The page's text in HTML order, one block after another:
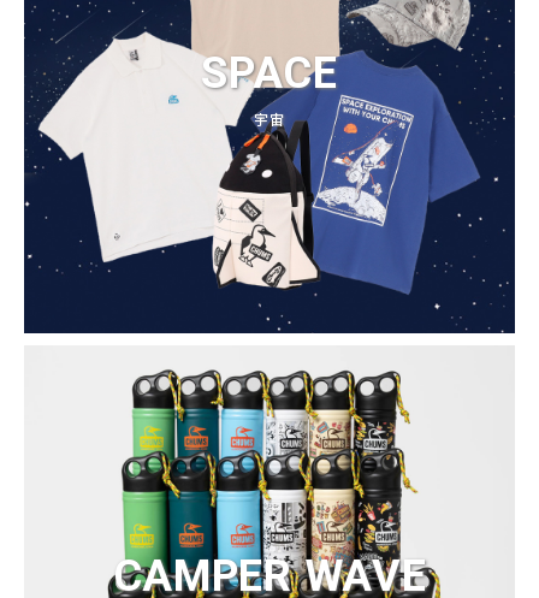
SPACE
宇宙
CAMPER WAVE